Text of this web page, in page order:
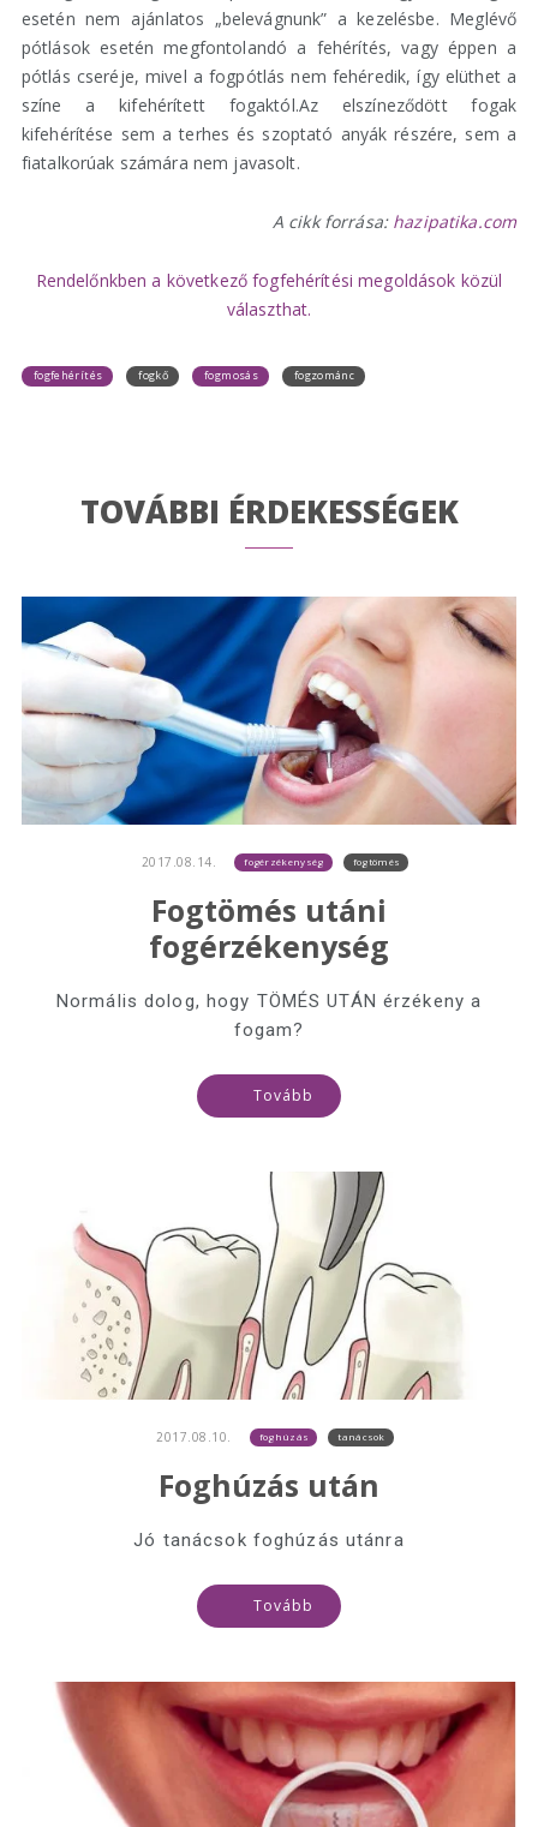
esetén nem ajánlatos „belevágnunk” a kezelésbe. Meglévő
pótlások esetén megfontolandó a fehérítés, vagy éppen a
pótlás cseréje, mivel a fogpótlás nem fehéredik, így elüthet a
színe a kifehérített fogaktól.Az elszíneződött fogak
kifehérítése sem a terhes és szoptató anyák részére, sem a
fiatalkorúak számára nem javasolt.
A cikk forrása: hazipatika.com
Rendelőnkben a következő fogfehérítési megoldások közül
választhat.
fogfehérítés fogkő fogmosás fogzománc
TOVÁBBI ÉRDEKESSÉGEK
2017.08.14. fogérzékenység fogtömés
Fogtömés utáni
fogérzékenység
Normális dolog, hogy TÖMÉS UTÁN érzékeny a
fogam?
Tovább
2017.08.10. foghúzás tanácsok
Foghúzás után
Jó tanácsok foghúzás utánra
Tovább